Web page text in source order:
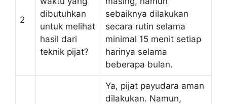
2
dibutuhkan
untuk melihat
hasil dari
teknik pijat?
sebaiknya dilakukan
secara rutin selama
minimal 15 menit setiap
harinya selama
beberapa bulan.
Ya, pijat payudara aman
dilakukan. Namun,